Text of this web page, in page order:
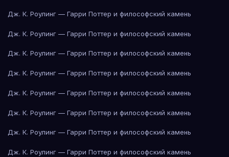
Дж. К. Роулинг — Гарри Поттер и философский камень
Дж. К. Роулинг — Гарри Поттер и философский камень
Дж. К. Роулинг — Гарри Поттер и философский камень
Дж. К. Роулинг — Гарри Поттер и философский камень
Дж. К. Роулинг — Гарри Поттер и философский камень
Дж. К. Роулинг — Гарри Поттер и философский камень
Дж. К. Роулинг — Гарри Поттер и философский камень
Дж. К. Роулинг — Гарри Поттер и философский камень